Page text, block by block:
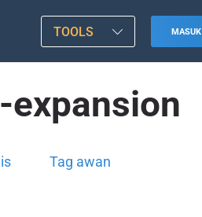
TOOLS MASUK
Tag awan